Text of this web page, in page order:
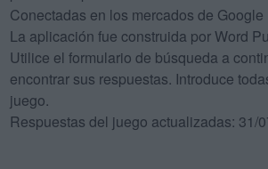
Conectadas en los mercados de
La aplicación fue construida por Word
Utilice el formulario de búsqueda a
encontrar sus respuestas. Introduce
juego.
Respuestas del juego actualizadas: 31/